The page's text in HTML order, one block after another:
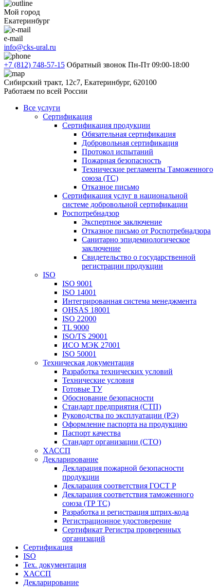
Мой город
Екатеринбург
e-mail
info@cks-ural.ru
+7 (812) 748-57-15 Обратный звонок Пн-Пт 09:00-18:00
Сибирский тракт, 12с7, Екатеринбург, 620100
Работаем по всей России
Все услуги
Сертификация
Сертификация продукции
Обязательная сертификация
Добровольная сертификация
Протокол испытаний
Пожарная безопасность
Технические регламенты Таможенного
союза (ТС)
Отказное письмо
Сертификация услуг в национальной
системе добровольной сертификации
Роспотребнадзор
Экспертное заключение
Отказное письмо от Роспотребнадзора
Санитарно эпидемиологическое
заключение
Свидетельство о государственной
регистрации продукции
ISO
ISO 9001
ISO 14001
Интегрированная система менеджмента
OHSAS 18001
ISO 22000
TL 9000
ISO/TS 29001
ИСО МЭК 27001
ISO 50001
Техническая документация
Разработка технических условий
Технические условия
Готовые ТУ
Обоснование безопасности
Стандарт предприятия (СТП)
Руководства по эксплуатации (РЭ)
Оформление паспорта на продукцию
Паспорт качества
Стандарт организации (СТО)
ХАССП
Декларирование
Декларация пожарной безопасности
продукции
Декларация соответствия ГОСТ Р
Декларация соответствия таможенного
союза (ТР ТС)
Разработка и регистрация штрих-кода
Регистрационное удостоверение
Сертификат Регистра проверенных
организаций
Сертификация
ISO
Тех. документация
ХАССП
Декларирование